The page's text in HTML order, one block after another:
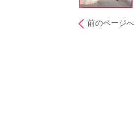
前のページへ